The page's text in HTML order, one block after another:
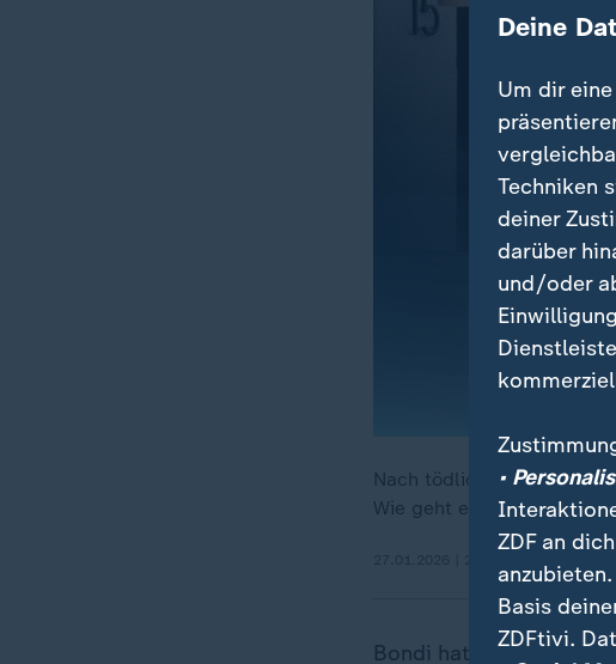
Nach tödlichen Schüssen
Wie geht es jetzt weiter?
Bondi hatte nach dem
Deine
Um dir
Techniken
deiner
darüber
und/oder
•
ZDF an
Basis
ZDFtivi.